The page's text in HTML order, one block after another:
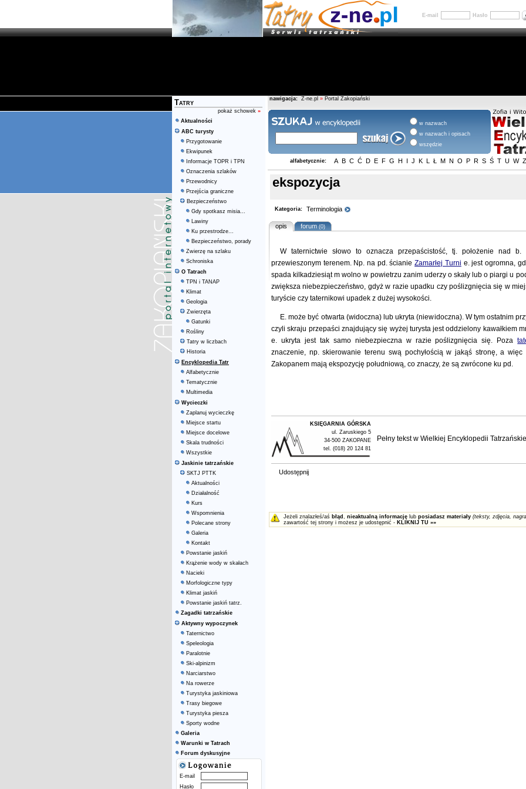
E-mail Hasło
Tatry
pokaż schowek »
Aktualności
ABC turysty
Przygotowanie
Ekwipunek
Informacje TOPR i TPN
Oznaczenia szlaków
Przewodnicy
Przejścia graniczne
Bezpieczeństwo
Gdy spotkasz misia...
Lawiny
Ku przestrodze...
Bezpieczeństwo, porady
Zwierzę na szlaku
Schroniska
O Tatrach
TPN i TANAP
Klimat
Geologia
Zwierzęta
Gatunki
Rośliny
Tatry w liczbach
Historia
Encyklopedia Tatr
Alfabetycznie
Tematycznie
Multimedia
Wycieczki
Zaplanuj wycieczkę
Miejsce startu
Miejsce docelowe
Skala trudności
Wszystkie
Jaskinie tatrzańskie
SKTJ PTTK
Aktualności
Działalność
Kurs
Wspomnienia
Polecane strony
Galeria
Kontakt
Powstanie jaskiń
Krążenie wody w skałach
Nacieki
Morfologiczne typy
Klimat jaskiń
Powstanie jaskiń tatrz.
Zagadki tatrzańskie
Aktywny wypoczynek
Taternictwo
Speleologia
Paralotnie
Ski-alpinizm
Narciarstwo
Na rowerze
Turystyka jaskiniowa
Trasy biegowe
Turystyka piesza
Sporty wodne
Galeria
Warunki w Tatrach
Forum dyskusyjne
E-mail
Hasło
nawigacja: Z-ne.pl » Portal Zakopiański
w nazwach
w nazwach i opisach
wszędzie
alfabetycznie: A B C Ć D E F G H I J K L Ł M N O P R S Ś T U W Z
ekspozycja
Kategoria: Terminologia
opis forum(0)
W taternictwie słowo to oznacza przepaścistość, tj. położenie nad b.
przewieszonym terenem. Np. na pd. ścianieZamarłej Turni e. jest ogromna,
spada kilkadziesiąt m wolno w powietrzu zanim uderzy o skały lub o piargi u
zwiększa niebezpieczeństwo, gdyż w razie upadku czy poślizgnięcia się w
turyście czy taternikowi upadek z dużej wysokości.
E. może być otwarta (widoczna) lub ukryta (niewidoczna). W tym ostatnim
czyli skraju przepaści znajdujący się wyżej turysta jest oddzielony kawałkiem
e. ukryta jest tak samo niebezpieczna w razie poślizgnięcia się. Poza
znaczenie, np. skierowanie terenu swą pochyłością w jakąś stronę, a
Zakopanem mają ekspozycję południową, co znaczy, że są zwrócone ku pd.
KSIĘGARNIA GÓRSKA
ul. Zaruskiego 5
34-500 ZAKOPANE
tel. (018) 20 124 81
Pełny tekst w Wielkiej Encyklopedii
Udostępnij
Jeżeli znalazłeś/aś błąd , nieaktualną informację lub posiadasz materiały (teksty, zdjęcia,
zawartość tej strony i możesz je udostępnić - KLIKNIJ TU »»